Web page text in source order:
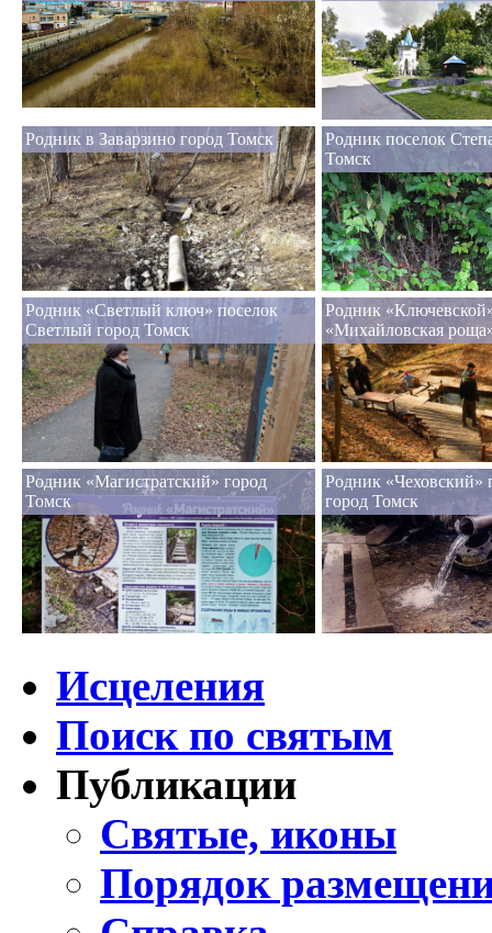
Родник в Заварзино город Томск
Родник поселок
Томск
Родник «Светлый ключ» поселок
Светлый город Томск
Родник
«Михайловская
Родник «Магистратский» город
Томск
Родник «Чеховский»
город Томск
Исцеления
Поиск по святым
Публикации
Святые, иконы
Порядок